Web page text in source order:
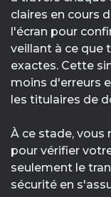
claires en cours
l'écran pour
veillant à ce que
exactes. Cette
moins d'erreurs
les titulaires de
À ce stade, vous
pour vérifier
seulement le
sécurité en